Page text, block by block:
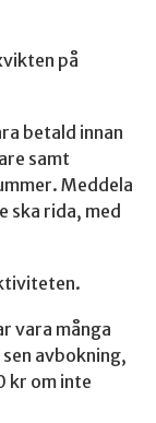
på
betald innan
samt
Meddela
ska rida, med
vara många
avbokning,
kr om inte